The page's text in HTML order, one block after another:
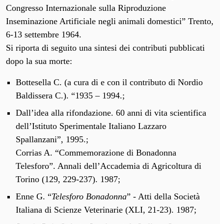
Congresso Internazionale sulla Riproduzione
Inseminazione Artificiale negli animali domestici” Trento,
6-13 settembre 1964.
Si riporta di seguito una sintesi dei contributi pubblicati
dopo la sua morte:
Bottesella C. (a cura di e con il contributo di Nordio
Baldissera C.). “1935 – 1994.;
Dall’idea alla rifondazione. 60 anni di vita scientifica
dell’Istituto Sperimentale Italiano Lazzaro
Spallanzani”, 1995.;
Corrias A. “Commemorazione di Bonadonna
Telesforo”. Annali dell’Accademia di Agricoltura di
Torino (129, 229-237). 1987;
Enne G. “Telesforo Bonadonna” - Atti della Società
Italiana di Scienze Veterinarie (XLI, 21-23). 1987;